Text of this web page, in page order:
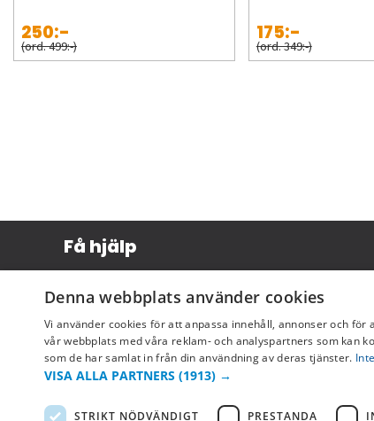
250:-
(ord. 499:-)
175:-
(ord. 349:-)
Få hjälp
Leverans & betalning
Returer & byten
Vanliga frågor
Denna webbplats använder cookies
Vi använder cookies för att anpassa innehåll, annonser och
vår webbplats med våra reklam- och analyspartners som kan
som de har samlat in från din användning av deras tjänster.
VISA ALLA PARTNERS (1913) →
STRIKT NÖDVÄNDIGT PRESTANDA